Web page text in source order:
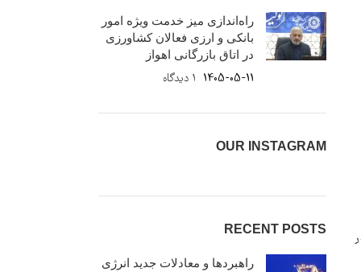
راه‌اندازی میز خدمت ویژه امور
بانکی و ارزی فعالان کشاورزی
در اتاق بازرگانی اهواز
1405-05-11 ۱ دیدگاه
OUR INSTAGRAM
RECENT POSTS
راهبردها و معادلات جدید انرژی